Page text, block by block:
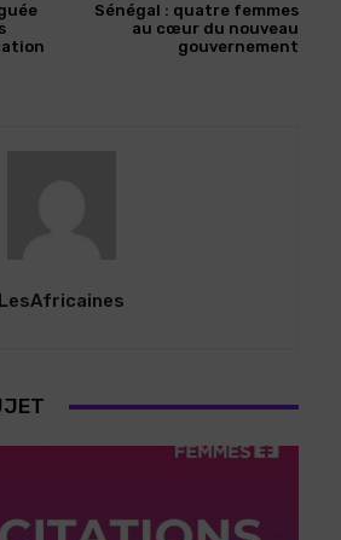
Sénégal : quatre femmes
au cœur du nouveau
gouvernement
LesAfricaines